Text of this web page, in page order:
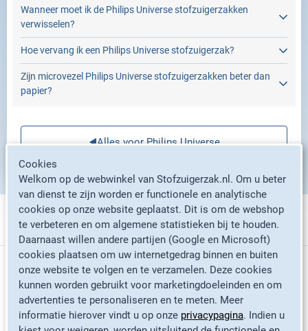
Cookies
Welkom op de webwinkel van Stofzuigerzak.nl. Om u beter
van dienst te zijn worden er functionele en analytische
cookies op onze website geplaatst. Dit is om de webshop
te verbeteren en om algemene statistieken bij te houden.
Daarnaast willen andere partijen (Google en Microsoft)
cookies plaatsen om uw internetgedrag binnen en buiten
onze website te volgen en te verzamelen. Deze cookies
kunnen worden gebruikt voor marketingdoeleinden en om
advertenties te personaliseren en te meten. Meer
informatie hierover vindt u op onze privacypagina. Indien u
Wanneer moet ik de Philips Universe stofzuigerzakken
verwisselen?
Hoe vervang ik een Philips Universe stofzuigerzak?
Zijn microvezel Philips Universe stofzuigerzakken beter dan
papier?
Alles voor Philips Universe
Stofzuigerzakken per merk
Philips stofzuigerzakken
Miele stofzuigerzakken
Bosch stofzuigerzakken
Informatie
Contact